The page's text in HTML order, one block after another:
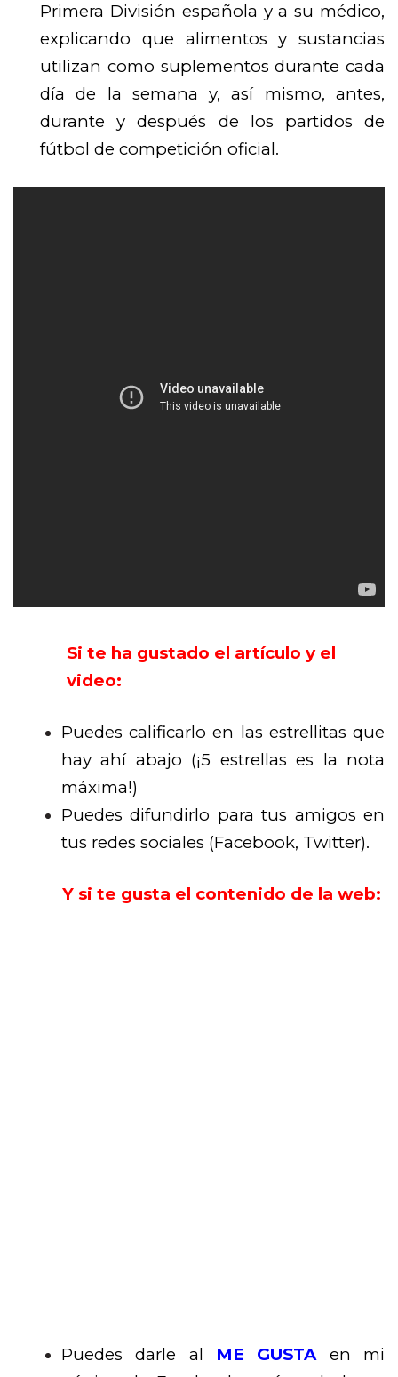
Primera División española y a su médico,
explicando que alimentos y sustancias
utilizan como suplementos durante cada
día de la semana y, así mismo, antes,
durante y después de los partidos de
fútbol de competición oficial.
Si te ha gustado el artículo y el
video:
Puedes calificarlo en las estrellitas que
hay ahí abajo (¡5 estrellas es la nota
máxima!)
Puedes difundirlo para tus amigos en
tus redes sociales (Facebook, Twitter).
Y si te gusta el contenido de la web:
Puedes darle al ME GUSTA en mi